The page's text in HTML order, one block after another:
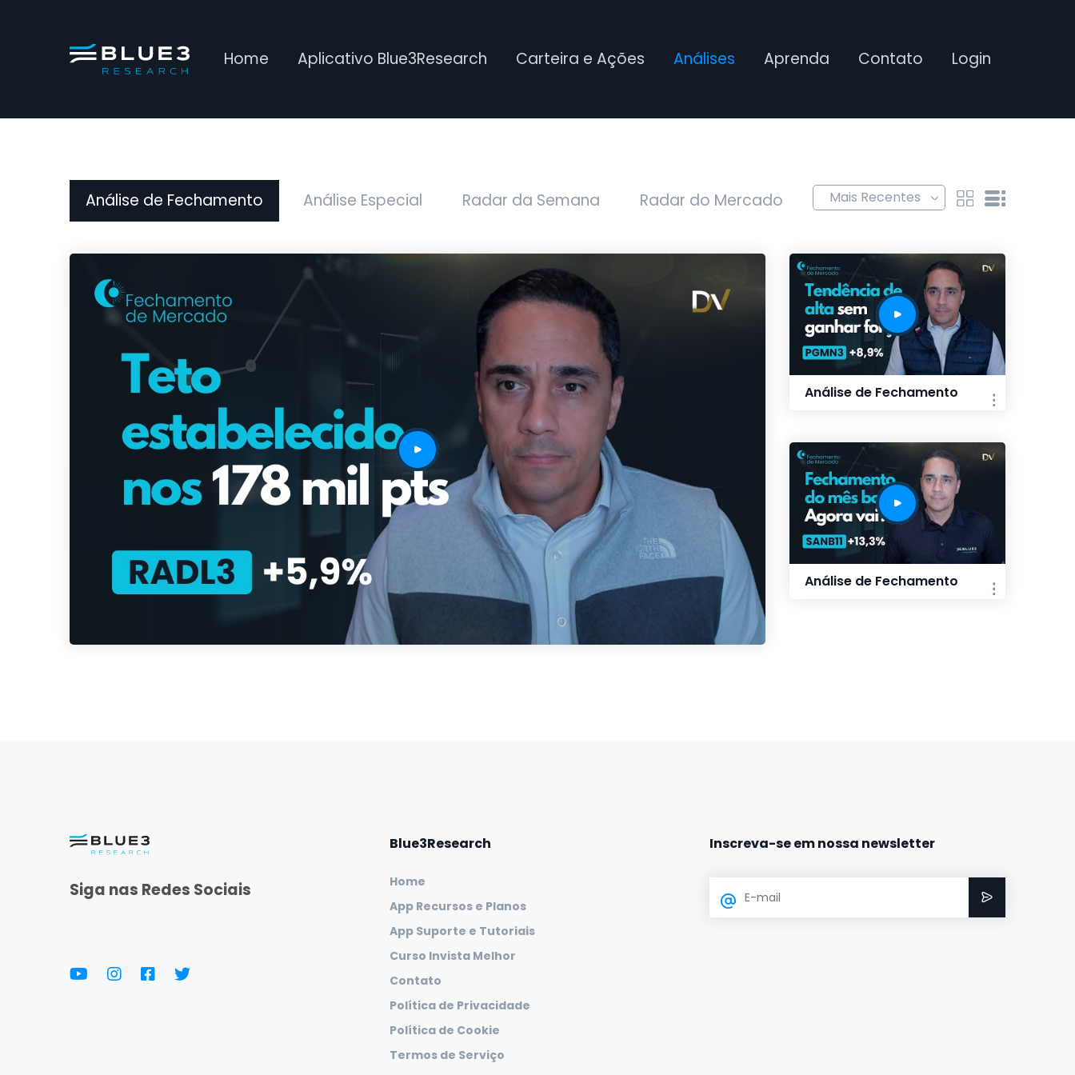
Home Aplicativo Blue3Research Carteira e Ações Análises Aprenda Contato Login
Análise de Fechamento Análise Especial Radar da Semana Radar do Mercado
Análise de Fechamento
Análise de Fechamento
Siga nas Redes Sociais
Blue3Research
Home
App Recursos e Planos
App Suporte e Tutoriais
Curso Invista Melhor
Contato
Política de Privacidade
Política de Cookie
Termos de Serviço
Inscreva-se em nossa newsletter